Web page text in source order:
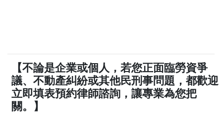
【不論是企業或個人，若您正面臨勞資爭
議、不動產糾紛或其他民刑事問題，都歡迎
立即填表預約律師諮詢，讓專業為您把
關。】